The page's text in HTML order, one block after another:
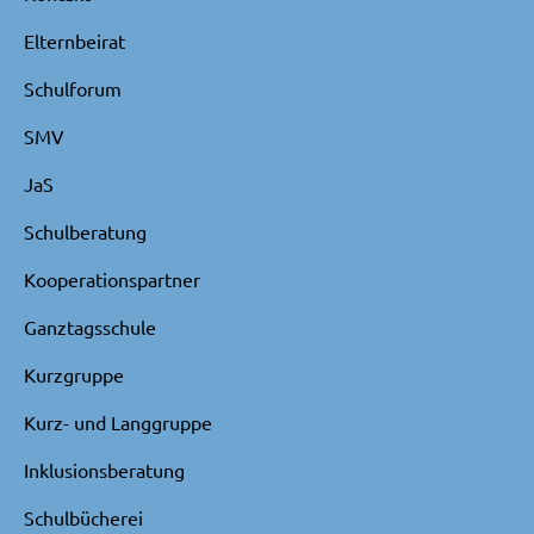
Elternbeirat
Schulforum
SMV
JaS
Schulberatung
Kooperationspartner
Ganztagsschule
Kurzgruppe
Kurz- und Langgruppe
Inklusionsberatung
Schulbücherei